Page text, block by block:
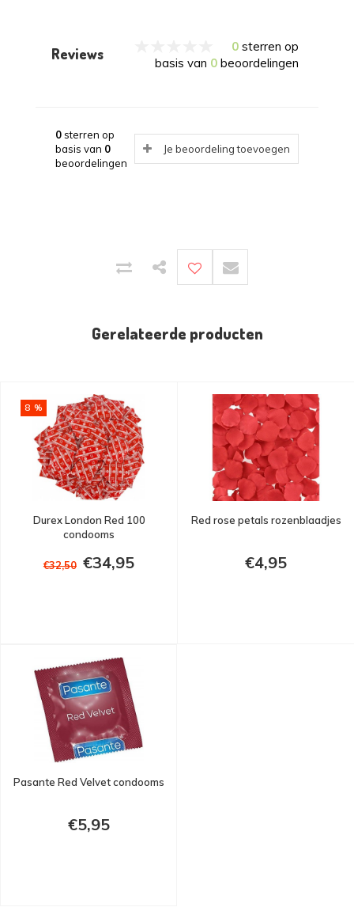
Reviews 0 sterren op
basis van 0 beoordelingen
0sterren op
basis van 0
beoordelingen
Je beoordeling toevoegen
Gerelateerde producten
8 %
Durex London Red 100
condooms
€32,50 €34,95
Red rose petals rozenblaadjes
€4,95
Pasante Red Velvet condooms
€5,95